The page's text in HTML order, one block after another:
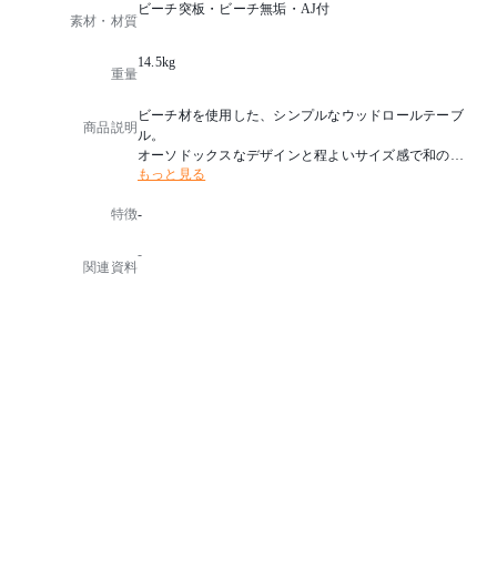
素材・材質
ビーチ突板・ビーチ無垢・AJ付
重量
14.5kg
商品説明
ビーチ材を使用した、シンプルなウッドロールテーブ
ル。
オーソドックスなデザインと程よいサイズ感で和の空
間にも洋の空間にもお使いいただけます。
・脚カット：不可
もっと見る
特徴-
関連資料
-